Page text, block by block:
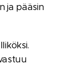
ja pääsin